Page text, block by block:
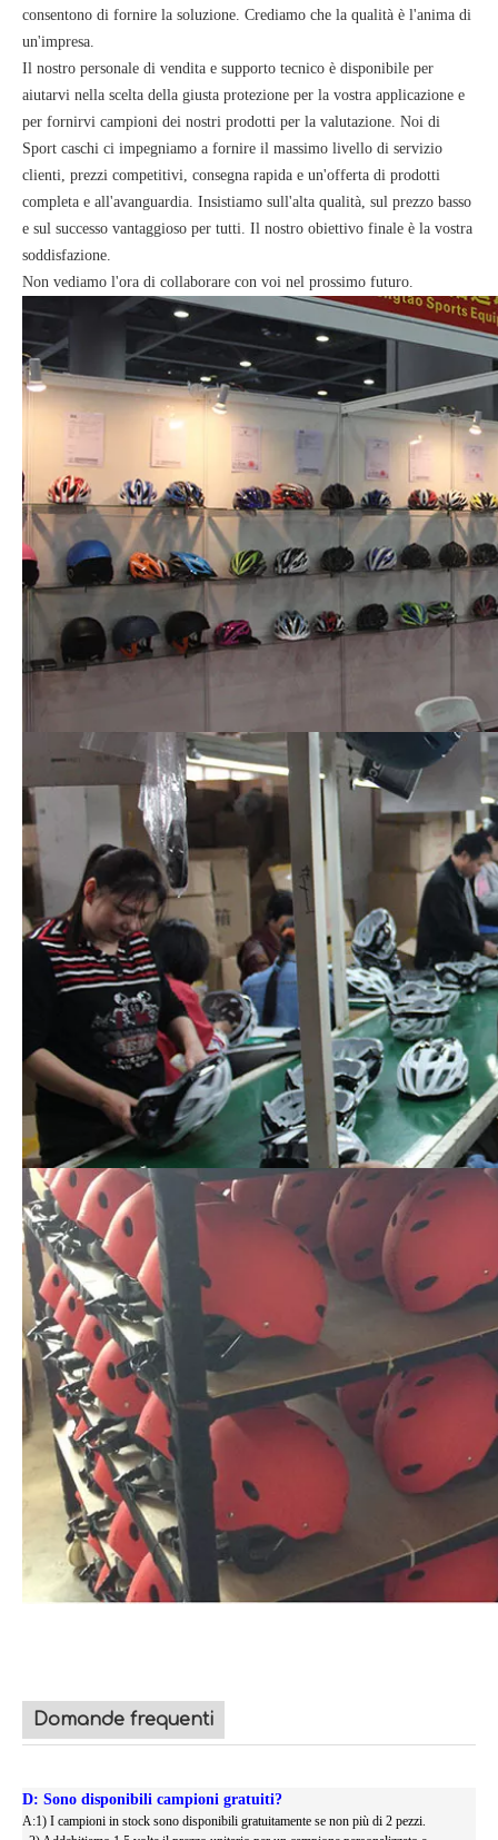
consentono di fornire la soluzione. Crediamo che la qualità è l'anima di
un'impresa.
Il nostro personale di vendita e supporto tecnico è disponibile per
aiutarvi nella scelta della giusta protezione per la vostra applicazione e
per fornirvi campioni dei nostri prodotti per la valutazione. Noi di
Sport caschi ci impegniamo a fornire il massimo livello di servizio
clienti, prezzi competitivi, consegna rapida e un'offerta di prodotti
completa e all'avanguardia. Insistiamo sull'alta qualità, sul prezzo basso
e sul successo vantaggioso per tutti. Il nostro obiettivo finale è la vostra
soddisfazione.
Non vediamo l'ora di collaborare con voi nel prossimo futuro.
Domande frequenti
D: Sono disponibili campioni gratuiti?
A:1) I campioni in stock sono disponibili gratuitamente se non più di 2 pezzi.